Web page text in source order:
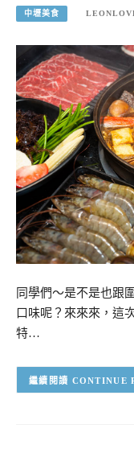
中壢美食
同學們～是不是也跟
口味呢？來來來，這
特…
CONTINUE